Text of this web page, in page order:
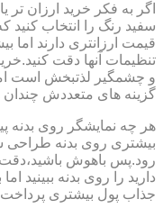
اگر به فکر خرید ارزان تر
قیمت ارزانتری دارند اما
تنظیمات آنها دقت
و چشمگیر لذتبخش است
گزینه های متعددش چندان
هر چه نمایشگر روی بدنه
بیشتری روی بدنه طراحی
رود.پس باهوش باشید،دقت
دارید را روی بدنه ببینید
جذاب پول بیشتری پرداخت